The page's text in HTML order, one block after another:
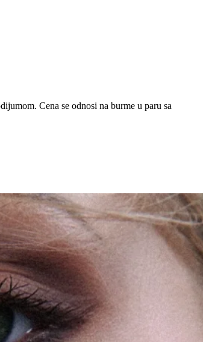
Cena se odnosi na burme u paru sa